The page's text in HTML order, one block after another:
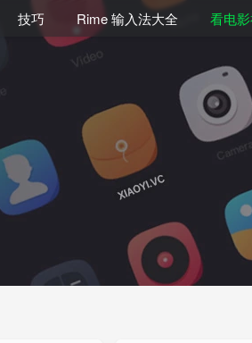
技巧 Rime 输入法大全 看电